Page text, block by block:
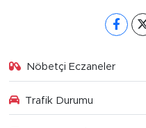
Nöbetçi Eczaneler
Trafik Durumu